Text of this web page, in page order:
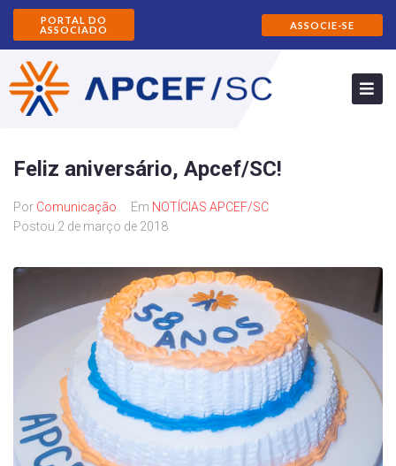
PORTAL DO
ASSOCIADO
ASSOCIE-SE
Feliz aniversário, Apcef/SC!
Por Comunicação Em NOTÍCIAS APCEF/SC
Postou 2 de março de 2018